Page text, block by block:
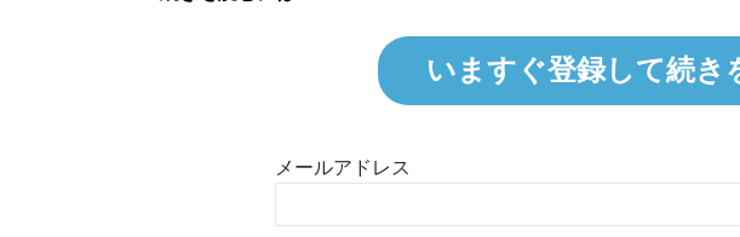
いますぐ登録して続き
メールアドレス